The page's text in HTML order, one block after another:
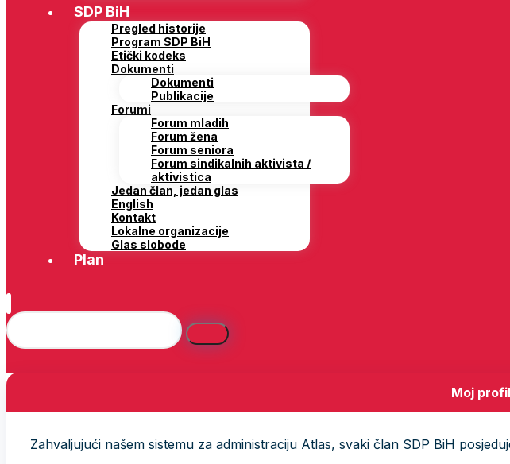
SDP BiH
Pregled historije
Program SDP BiH
Etički kodeks
Dokumenti
Dokumenti
Publikacije
Forumi
Forum mladih
Forum žena
Forum seniora
Forum sindikalnih aktivista /
aktivistica
Jedan član, jedan glas
English
Kontakt
Lokalne organizacije
Glas slobode
Plan
Moj profil
Zahvaljujući našem sistemu za administraciju Atlas, svaki član SDP BiH